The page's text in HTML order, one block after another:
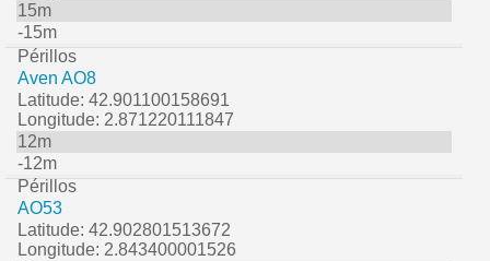
15m
-15m
Périllos
Aven AO8
Latitude: 42.901100158691
Longitude: 2.871220111847
12m
-12m
Périllos
AO53
Latitude: 42.902801513672
Longitude: 2.843400001526